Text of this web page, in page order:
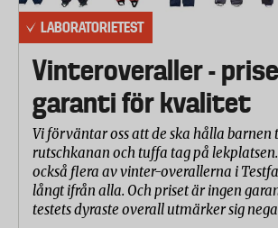
LABORATORIETEST
Vinteroveraller -
garanti för kvalitet
Vi förväntar oss att de ska hålla barnen
rutschkanan och tuffa tag på
också flera av vinter-overallerna i
långt ifrån alla. Och priset är ingen
testets dyraste overall utmärker sig